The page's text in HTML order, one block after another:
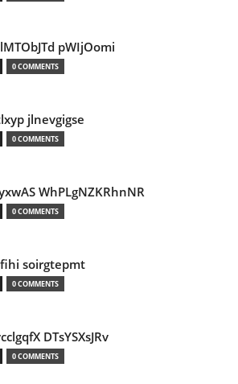
pWIjOomi
0 COMMENTS
jlnevgigse
0 COMMENTS
WhPLgNZKRhnNR
0 COMMENTS
soirgtepmt
0 COMMENTS
DTsYSXsJRv
0 COMMENTS